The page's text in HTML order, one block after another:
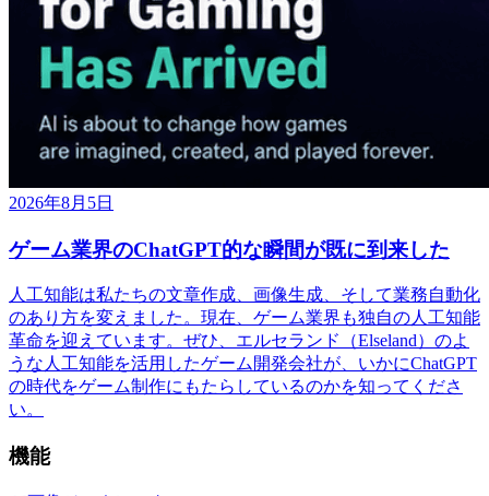
2026年8月5日
ゲーム業界のChatGPT的な瞬間が既に到来した
人工知能は私たちの文章作成、画像生成、そして業務自動化
のあり方を変えました。現在、ゲーム業界も独自の人工知能
革命を迎えています。ぜひ、エルセランド（Elseland）のよ
うな人工知能を活用したゲーム開発会社が、いかにChatGPT
の時代をゲーム制作にもたらしているのかを知ってくださ
い。
機能